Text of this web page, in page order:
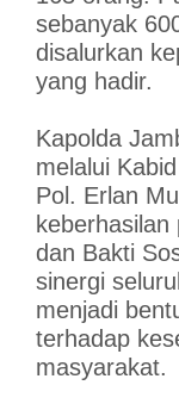
sebanyak
disalurkan
yang hadir.
Kapolda
melalui
Pol. Erlan
dan Bakti
sinergi
menjadi
terhadap
masyarakat.